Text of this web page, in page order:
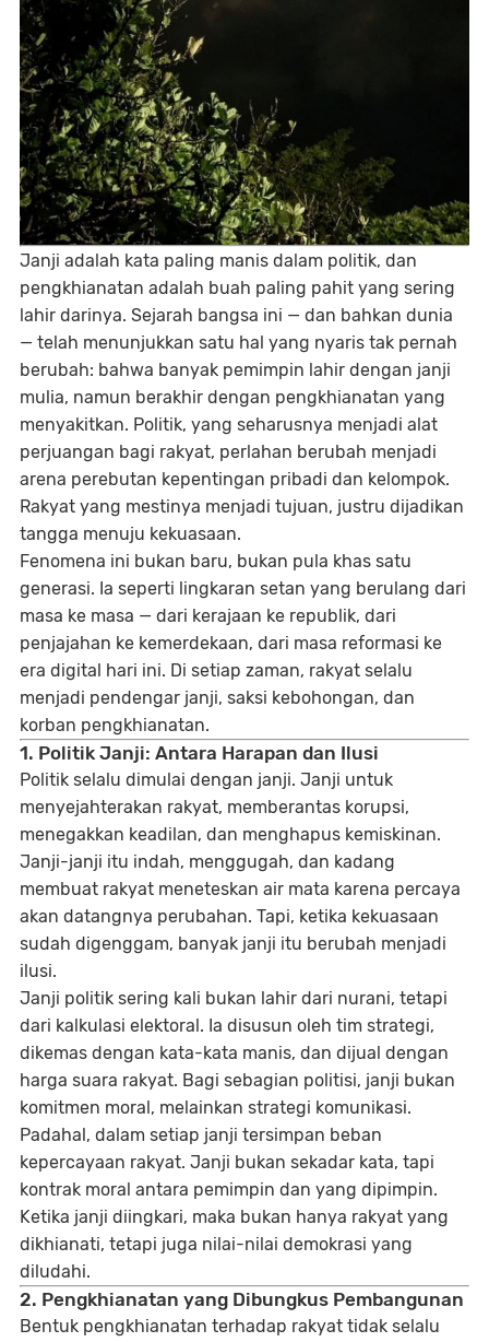
Janji adalah kata paling manis dalam politik, dan
pengkhianatan adalah buah paling pahit yang sering
lahir darinya. Sejarah bangsa ini — dan bahkan dunia
— telah menunjukkan satu hal yang nyaris tak pernah
berubah: bahwa banyak pemimpin lahir dengan janji
mulia, namun berakhir dengan pengkhianatan yang
menyakitkan. Politik, yang seharusnya menjadi alat
perjuangan bagi rakyat, perlahan berubah menjadi
arena perebutan kepentingan pribadi dan kelompok.
Rakyat yang mestinya menjadi tujuan, justru dijadikan
tangga menuju kekuasaan.
Fenomena ini bukan baru, bukan pula khas satu
generasi. Ia seperti lingkaran setan yang berulang dari
masa ke masa — dari kerajaan ke republik, dari
penjajahan ke kemerdekaan, dari masa reformasi ke
era digital hari ini. Di setiap zaman, rakyat selalu
menjadi pendengar janji, saksi kebohongan, dan
korban pengkhianatan.
1. Politik Janji: Antara Harapan dan Ilusi
Politik selalu dimulai dengan janji. Janji untuk
menyejahterakan rakyat, memberantas korupsi,
menegakkan keadilan, dan menghapus kemiskinan.
Janji-janji itu indah, menggugah, dan kadang
membuat rakyat meneteskan air mata karena percaya
akan datangnya perubahan. Tapi, ketika kekuasaan
sudah digenggam, banyak janji itu berubah menjadi
ilusi.
Janji politik sering kali bukan lahir dari nurani, tetapi
dari kalkulasi elektoral. Ia disusun oleh tim strategi,
dikemas dengan kata-kata manis, dan dijual dengan
harga suara rakyat. Bagi sebagian politisi, janji bukan
komitmen moral, melainkan strategi komunikasi.
Padahal, dalam setiap janji tersimpan beban
kepercayaan rakyat. Janji bukan sekadar kata, tapi
kontrak moral antara pemimpin dan yang dipimpin.
Ketika janji diingkari, maka bukan hanya rakyat yang
dikhianati, tetapi juga nilai-nilai demokrasi yang
diludahi.
2. Pengkhianatan yang Dibungkus Pembangunan
Bentuk pengkhianatan terhadap rakyat tidak selalu